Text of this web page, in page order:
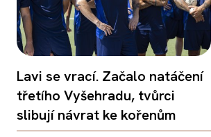
Lavi se vrací. Začalo natáčení
třetího Vyšehradu, tvůrci
slibují návrat ke kořenům